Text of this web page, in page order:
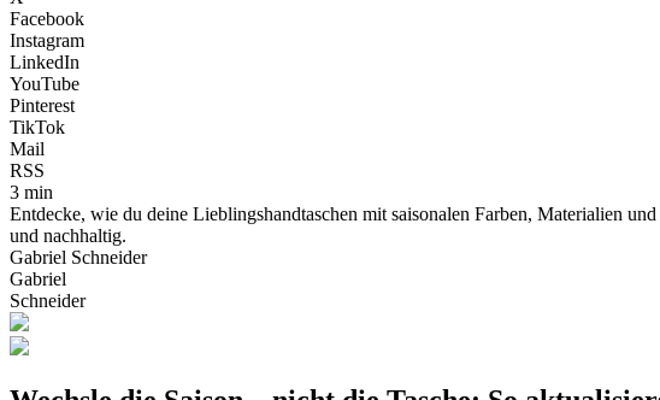
Facebook
Instagram
LinkedIn
YouTube
Pinterest
TikTok
Mail
RSS
3 min
Entdecke, wie du deine Lieblingshandtaschen mit saisonalen Farben, Materialien
und nachhaltig.
Gabriel Schneider
Gabriel
Schneider